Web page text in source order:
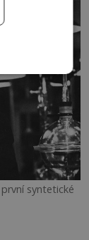
syntetické